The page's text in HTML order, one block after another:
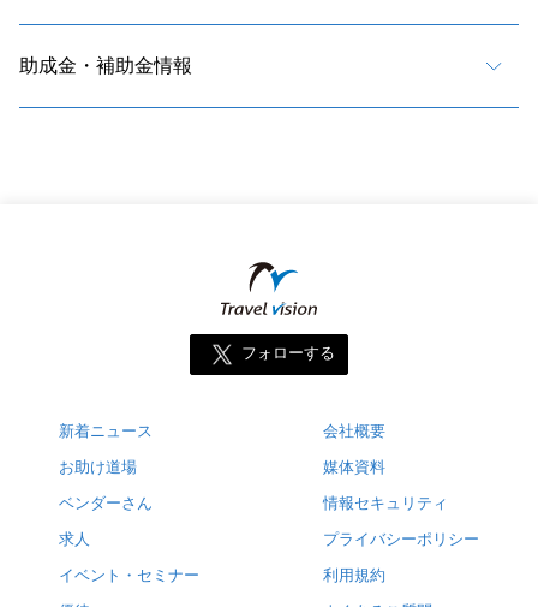
助成金・補助金情報
フォローする
新着ニュース
お助け道場
ベンダーさん
求人
イベント・セミナー
会社概要
媒体資料
情報セキュリティ
プライバシーポリシー
利用規約